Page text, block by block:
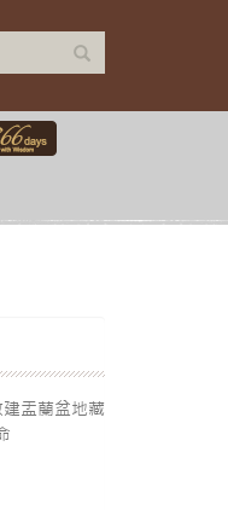
盂蘭盆地藏